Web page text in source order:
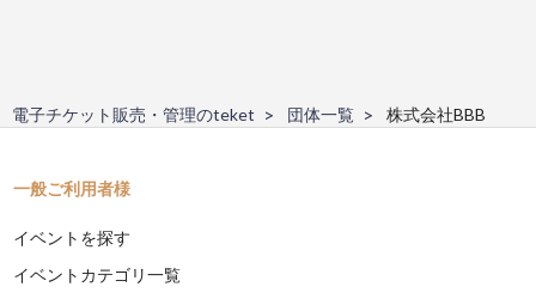
電子チケット販売・管理のteket 団体一覧 株式会社BBB
一般ご利用者様
イベントを探す
イベントカテゴリ一覧